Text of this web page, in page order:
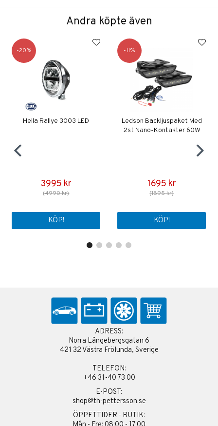
Andra köpte även
20
Hella Rallye 3003 LED
3995 kr
(4990 kr)
KÖP!
11
Ledson Backljuspaket Med
2st Nano-Kontakter 60W
1695 kr
(1895 kr)
KÖP!
ADRESS:
Norra Långebergsgatan 6
421 32 Västra Frölunda, Sverige
TELEFON:
+46 31-40 73 00
E-POST:
shop@th-pettersson.se
ÖPPETTIDER - BUTIK: